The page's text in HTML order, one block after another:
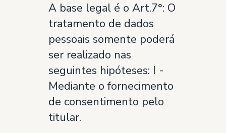
A base legal é o Art.7°: O
tratamento de dados
pessoais somente poderá
ser realizado nas
seguintes hipóteses: I -
Mediante o fornecimento
de consentimento pelo
titular.